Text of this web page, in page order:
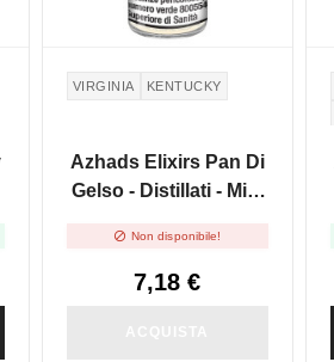
VIRGINIA KENTUCKY
Azhads Elixirs Pan Di
Gelso - Distillati - Mini
 Non disponibile!
7,18 €